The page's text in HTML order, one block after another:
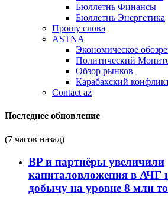
Бюллетнь Финансы
Бюллетнь Энергетика
Прошу слова
ASTNA
Экономическое
Политический
Обзор рынков
Карабахский
Contact az
Последнее обновление
(7 часов назад)
BP и партнёры увеличили
капиталовложения в АЧГ
добычу на уровне 8 млн